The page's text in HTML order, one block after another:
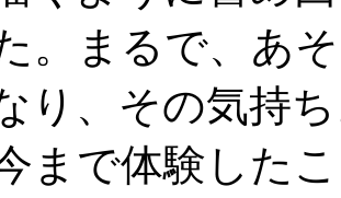
。まるで、あ
り、その気持
まで体験した